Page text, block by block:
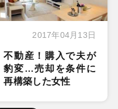
2017年04月13日
不動産！購入で夫が
豹変…売却を条件に
再構築した女性